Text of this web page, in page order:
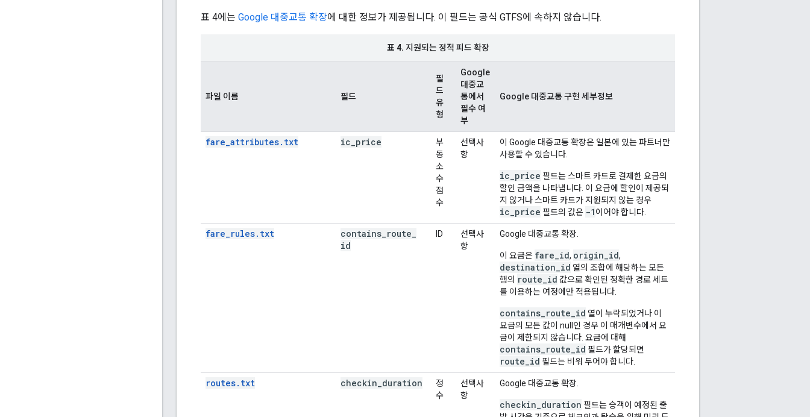
표 4에는 Google 대중교통 확장에 대한 정보가 제공됩니다. 이 필드는 공식 GTFS에 속하지 않습니다.
표 4. 지원되는 정적 피드 확장
파일 이름 필드
필
드
유
형
Google
대중교
통에서
필수 여
부
Google 대중교통 구현 세부정보
fare_attributes.txt ic price
부
동
소
수
점
수
선택사
항
이 Google 대중교통 확장은 일본에 있는 파트너만
사용할 수 있습니다.
ic_price 필드는 스마트 카드로 결제한 요금의
할인 금액을 나타냅니다. 이 요금에 할인이 제공되
지 않거나 스마트 카드가 지원되지 않는 경우
ic_price 필드의 값은 -1이어야 합니다.
fare_rules.txt contains route
id
ID
선택사
항
Google 대중교통 확장.
이 요금은 fare_id, origin_id,
destination_id 열의 조합에 해당하는 모든
행의 route_id 값으로 확인된 정확한 경로 세트
를 이용하는 여정에만 적용됩니다.
contains_route_id 열이 누락되었거나 이
요금의 모든 값이 null인 경우 이 매개변수에서 요
금이 제한되지 않습니다. 요금에 대해
contains_route_id 필드가 할당되면
route_id 필드는 비워 두어야 합니다.
routes.txt checkin duration
정
수
선택사
항
Google 대중교통 확장.
checkin_duration 필드는 승객이 예정된 출